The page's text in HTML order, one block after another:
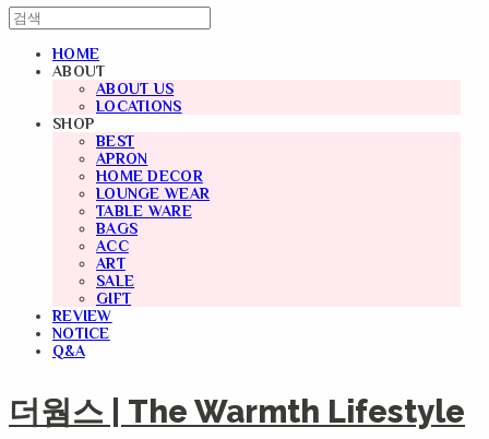
HOME
ABOUT
ABOUT US
LOCATIONS
SHOP
BEST
APRON
HOME DECOR
LOUNGE WEAR
TABLE WARE
BAGS
ACC
ART
SALE
GIFT
REVIEW
NOTICE
Q&A
더웜스 | The Warmth Lifestyle